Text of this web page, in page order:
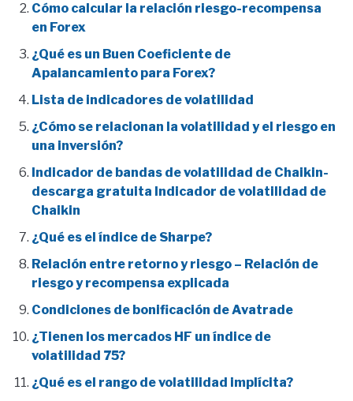
Cómo calcular la relación riesgo-recompensa
en Forex
¿Qué es un Buen Coeficiente de
Apalancamiento para Forex?
Lista de indicadores de volatilidad
¿Cómo se relacionan la volatilidad y el riesgo en
una inversión?
Indicador de bandas de volatilidad de Chaikin-
descarga gratuita Indicador de volatilidad de
Chaikin
¿Qué es el índice de Sharpe?
Relación entre retorno y riesgo – Relación de
riesgo y recompensa explicada
Condiciones de bonificación de Avatrade
¿Tienen los mercados HF un índice de
volatilidad 75?
¿Qué es el rango de volatilidad implícita?